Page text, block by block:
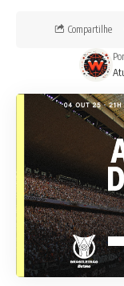
Por
Compartilhe